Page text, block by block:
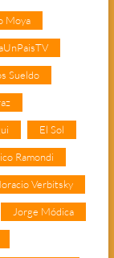
Moya
Sueldo
El Sol
Ramondi
Verbitsky
Jorge Módica